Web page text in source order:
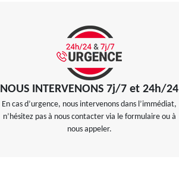
NOUS INTERVENONS 7j/7 et 24h/24
En cas d’urgence, nous intervenons dans l’immédiat,
n’hésitez pas à nous contacter via le formulaire ou à
nous appeler.